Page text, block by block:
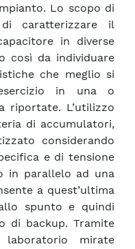
Lo scopo di
caratterizzare il
in diverse
così da individuare
che meglio si
in una o
riportate. L’utilizzo
di accumulatori,
considerando
e di tensione
in parallelo ad una
a quest’ultima
spunto e quindi
di backup. Tramite
mirate